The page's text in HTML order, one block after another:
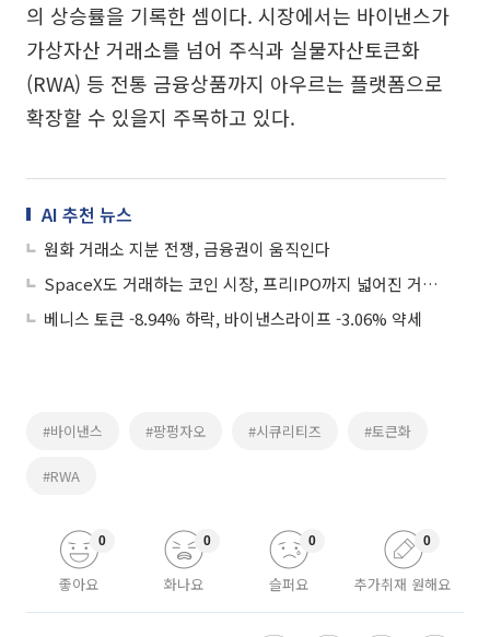
의 상승률을 기록한 셈이다. 시장에서는 바이낸스가
가상자산 거래소를 넘어 주식과 실물자산토큰화
(RWA) 등 전통 금융상품까지 아우르는 플랫폼으로
확장할 수 있을지 주목하고 있다.
AI 추천 뉴스
원화 거래소 지분 전쟁, 금융권이 움직인다
SpaceX도 거래하는 코인 시장, 프리IPO까지 넓어진 거래소 경쟁
베니스 토큰 -8.94% 하락, 바이낸스라이프 -3.06% 약세
#바이낸스 #팡펑자오 #시큐리티즈 #토큰화
#RWA
좋아요
0
화나요
0
슬퍼요
0
추가취재 원해요
0